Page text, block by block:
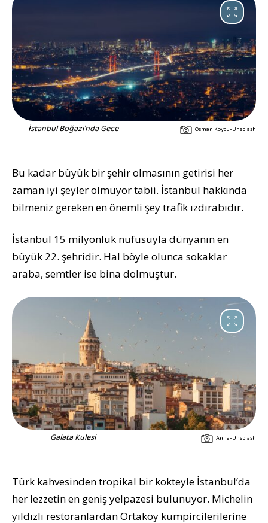
İstanbul Boğazı'nda Gece Osman Koycu-Unsplash
Bu kadar büyük bir şehir olmasının getirisi her
zaman iyi şeyler olmuyor tabii. İstanbul hakkında
bilmeniz gereken en önemli şey trafik ızdırabıdır.
İstanbul 15 milyonluk nüfusuyla dünyanın en
büyük 22. şehridir. Hal böyle olunca sokaklar
araba, semtler ise bina dolmuştur.
Galata Kulesi Anna-Unsplash
Türk kahvesinden tropikal bir kokteyle İstanbul’da
her lezzetin en geniş yelpazesi bulunuyor. Michelin
yıldızlı restoranlardan Ortaköy kumpircilerilerine